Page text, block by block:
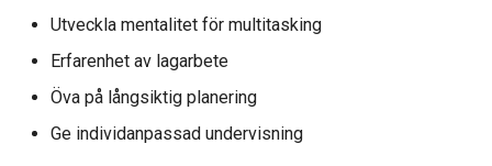
Utveckla mentalitet för multitasking
Erfarenhet av lagarbete
Öva på långsiktig planering
Ge individanpassad undervisning